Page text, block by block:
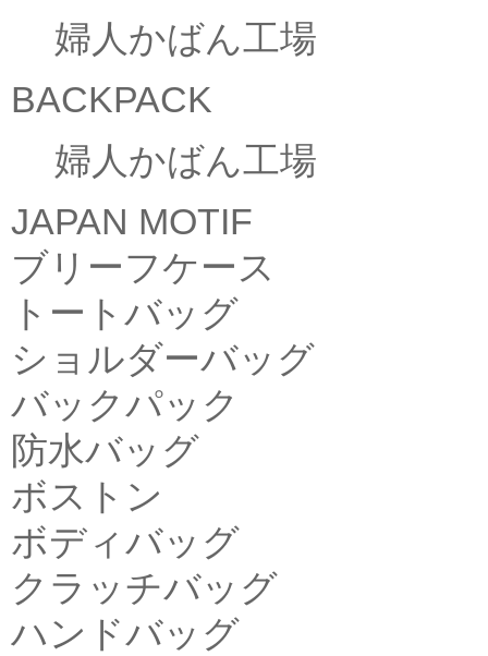
婦人かばん工場
BACKPACK
婦人かばん工場
JAPAN MOTIF
ブリーフケース
トートバッグ
ショルダーバッグ
バックパック
防水バッグ
ボストン
ボディバッグ
クラッチバッグ
ハンドバッグ